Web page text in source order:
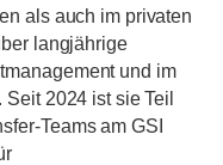
als auch im privaten
langjährige
und im
2024 ist sie Teil
Teams am GSI